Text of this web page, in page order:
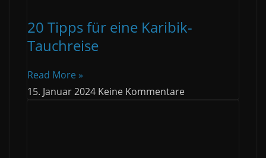
20 Tipps für eine Karibik-
Tauchreise
Read More »
15. Januar 2024 Keine Kommentare